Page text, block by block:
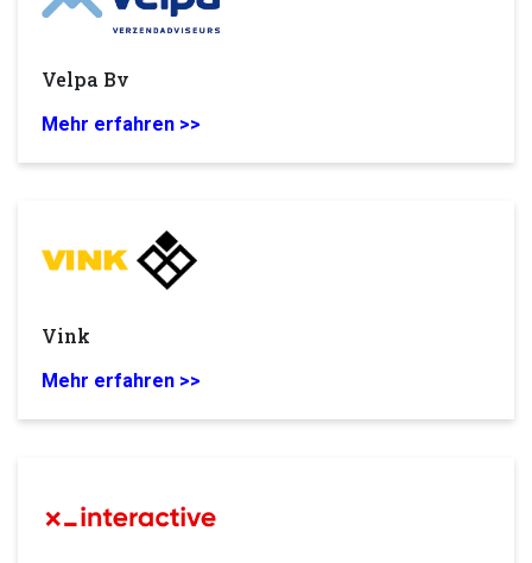
Velpa Bv
Mehr erfahren >>
Vink
Mehr erfahren >>